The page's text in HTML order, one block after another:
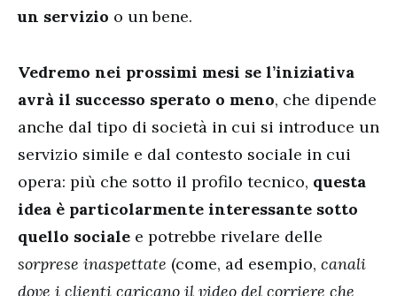
un servizio o un bene.
Vedremo nei prossimi mesi se l’iniziativa
avrà il successo sperato o meno, che dipende
anche dal tipo di società in cui si introduce un
servizio simile e dal contesto sociale in cui
opera: più che sotto il profilo tecnico, questa
idea è particolarmente interessante sotto
quello sociale e potrebbe rivelare delle
sorprese inaspettate (come, ad esempio, canali
dove i clienti caricano il video del corriere che